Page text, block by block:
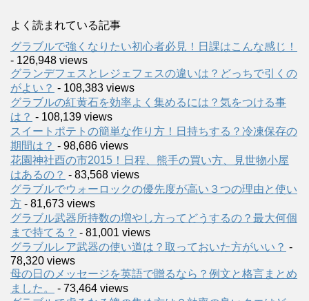
よく読まれている記事
グラブルで強くなりたい初心者必見！日課はこんな感じ！
- 126,948 views
グランデフェスとレジェフェスの違いは？どっちで引くの
がよい？ - 108,383 views
グラブルの紅黄石を効率よく集めるには？気をつける事
は？ - 108,139 views
スイートポテトの簡単な作り方！日持ちする？冷凍保存の
期間は？ - 98,686 views
花園神社酉の市2015！日程、熊手の買い方、見世物小屋
はあるの？ - 83,568 views
グラブルでウォーロックの優先度が高い３つの理由と使い
方 - 81,673 views
グラブル武器所持数の増やし方ってどうするの？最大何個
まで持てる？ - 81,001 views
グラブルレア武器の使い道は？取っておいた方がいい？ -
78,320 views
母の日のメッセージを英語で贈るなら？例文と格言まとめ
ました。
- 73,464 views